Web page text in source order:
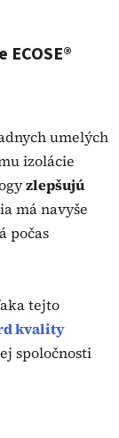
umelých
izolácie
zlepšujú
má navyše
počas
tejto
kvality
spoločnosti